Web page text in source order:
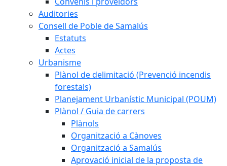
Auditories
Consell de Poble de Samalús
Estatuts
Actes
Urbanisme
Plànol de delimitació (Prevenció incendis
forestals)
Planejament Urbanístic Municipal (POUM)
Plànol / Guia de carrers
Plànols
Organització a Cànoves
Organització a Samalús
Aprovació inicial de la proposta de